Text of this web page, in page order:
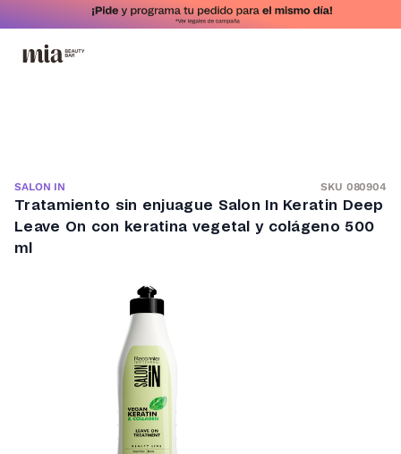
SALON IN SKU 080904
Tratamiento sin enjuague Salon In Keratin Deep
Leave On con keratina vegetal y colágeno 500
ml